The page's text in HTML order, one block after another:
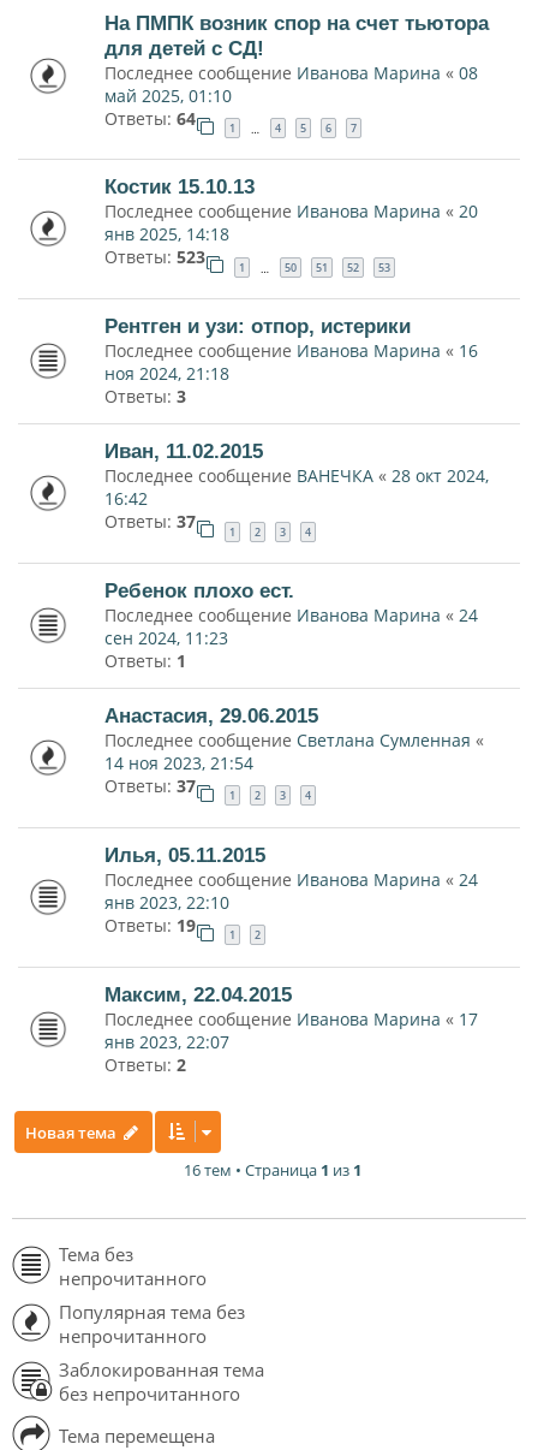
На ПМПК возник спор на счет тьютора
для детей с СД!
Последнее сообщение Иванова Марина « 08
май 2025, 01:10
Ответы: 64 1 … 4 5 6 7
Костик 15.10.13
Последнее сообщение Иванова Марина « 20
янв 2025, 14:18
Ответы: 523 1 … 50 51 52 53
Рентген и узи: отпор, истерики
Последнее сообщение Иванова Марина « 16
ноя 2024, 21:18
Ответы: 3
Иван, 11.02.2015
Последнее сообщение ВАНЕЧКА « 28 окт 2024,
16:42
Ответы: 37 1 2 3 4
Ребенок плохо ест.
Последнее сообщение Иванова Марина « 24
сен 2024, 11:23
Ответы: 1
Анастасия, 29.06.2015
Последнее сообщение Светлана Сумленная «
14 ноя 2023, 21:54
Ответы: 37 1 2 3 4
Илья, 05.11.2015
Последнее сообщение Иванова Марина « 24
янв 2023, 22:10
Ответы: 19 1 2
Максим, 22.04.2015
Последнее сообщение Иванова Марина « 17
янв 2023, 22:07
Ответы: 2
Новая тема
16 тем • Страница 1 из 1
Тема без
непрочитанного
Популярная тема без
непрочитанного
Заблокированная тема
без непрочитанного
Тема перемещена